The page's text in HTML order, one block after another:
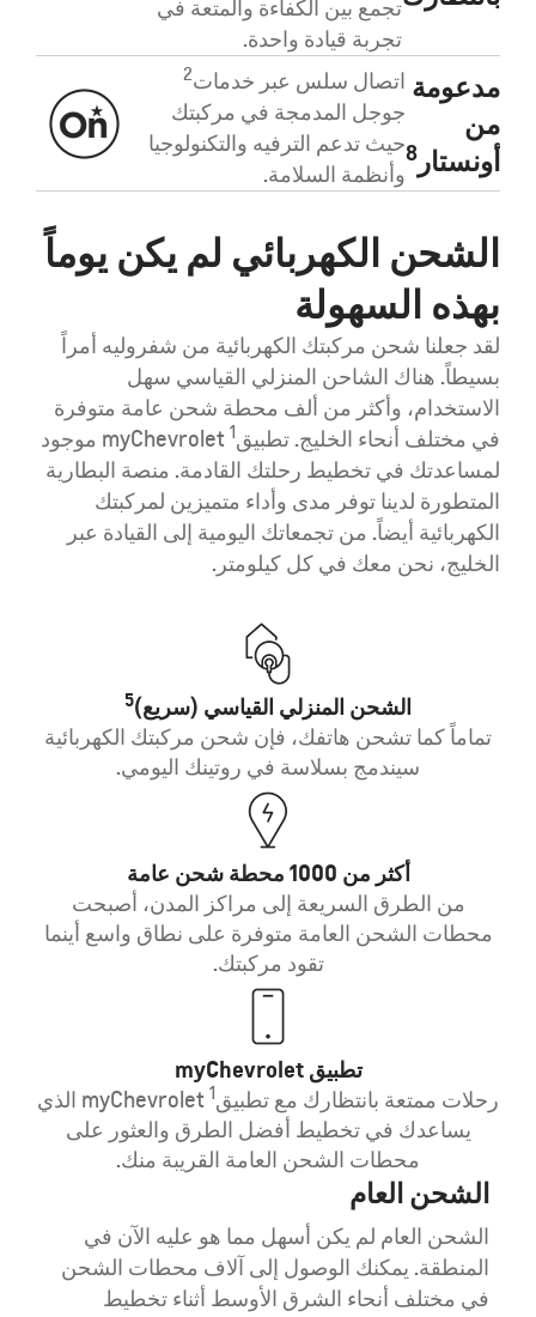
تجمع بين الكفاءة والمتعة في
تجربة قيادة واحدة.
مدعومة
من
أونستار 8
اتصال سلس عبر خدمات2
جوجل المدمجة في مركبتك
حيث تدعم الترفيه والتكنولوجيا
وأنظمة السلامة.
الشحن الكهربائي لم يكن يوماً
بهذه السهولة
لقد جعلنا شحن مركبتك الكهربائية من شفروليه أمراً
بسيطاً. هناك الشاحن المنزلي القياسي سهل
الاستخدام، وأكثر من ألف محطة شحن عامة متوفرة
في مختلف أنحاء الخليج. تطبيق1
myChevrolet موجود
لمساعدتك في تخطيط رحلتك القادمة. منصة البطارية
المتطورة لدينا توفر مدى وأداء متميزين لمركبتك
الكهربائية أيضاً. من تجمعاتك اليومية إلى القيادة عبر
الخليج، نحن معك في كل كيلومتر.
الشحن المنزلي القياسي (سريع)5
تماماً كما تشحن هاتفك، فإن شحن مركبتك الكهربائية
سيندمج بسلاسة في روتينك اليومي.
أكثر من 1000 محطة شحن عامة
من الطرق السريعة إلى مراكز المدن، أصبحت
محطات الشحن العامة متوفرة على نطاق واسع أينما
تقود مركبتك.
تطبيق myChevrolet
رحلات ممتعة بانتظارك مع تطبيق1
myChevrolet الذي
يساعدك في تخطيط أفضل الطرق والعثور على
محطات الشحن العامة القريبة منك.
الشحن العام
الشحن العام لم يكن أسهل مما هو عليه الآن في
المنطقة. يمكنك الوصول إلى آلاف محطات الشحن
في مختلف أنحاء الشرق الأوسط أثناء تخطيط